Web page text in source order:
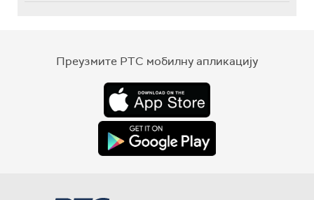
Преузмите РТС мобилну апликацију